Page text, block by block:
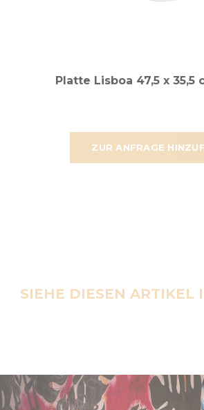
ZUR ANFRAGE
Platte Lisboa 47,5 x 35,5
SIEHE DIESEN ARTIKEL